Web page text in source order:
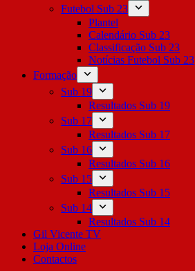
Futebol Sub 23
Plantel
Calendário Sub 23
Classificação Sub 23
Notícias Futebol Sub 23
Formação
Sub 19
Resultados Sub 19
Sub 17
Resultados Sub 17
Sub 16
Resultados Sub 16
Sub 15
Resultados Sub 15
Sub 14
Resultados Sub 14
Gil Vicente TV
Loja Online
Contactos